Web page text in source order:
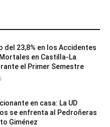
del 23,8% en los Accidentes
en Castilla-La
el Primer Semestre
en casa: La UD
se enfrenta al Pedroñeras
Giménez